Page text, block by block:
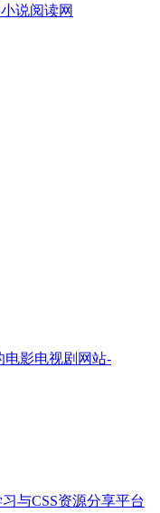
说阅读网
电影电视剧网站-
与CSS资源分享平台